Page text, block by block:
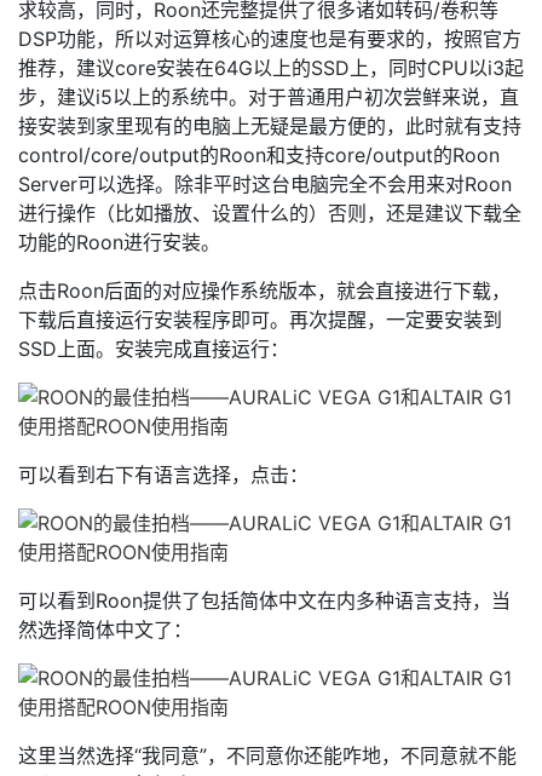
求较高，同时，Roon还完整提供了很多诸如转码/卷积等
DSP功能，所以对运算核心的速度也是有要求的，按照官方
推荐，建议core安装在64G以上的SSD上，同时CPU以i3起
步，建议i5以上的系统中。对于普通用户初次尝鲜来说，直
接安装到家里现有的电脑上无疑是最方便的，此时就有支持
control/core/output的Roon和支持core/output的Roon
Server可以选择。除非平时这台电脑完全不会用来对Roon
进行操作（比如播放、设置什么的）否则，还是建议下载全
功能的Roon进行安装。
点击Roon后面的对应操作系统版本，就会直接进行下载，
下载后直接运行安装程序即可。再次提醒，一定要安装到
SSD上面。安装完成直接运行：
可以看到右下有语言选择，点击：
可以看到Roon提供了包括简体中文在内多种语言支持，当
然选择简体中文了：
这里当然选择“我同意”，不同意你还能咋地，不同意就不能